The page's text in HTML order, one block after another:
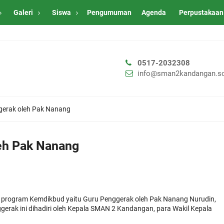
Galeri Siswa Pengumuman Agenda Perpustakaan
0517-2032308
oleh Pak Nanang
Pak Nanang
Kemdikbud yaitu Guru Penggerak oleh Pak Nanang Nurudin,
ini dihadiri oleh Kepala SMAN 2 Kandangan, para Wakil Kepala